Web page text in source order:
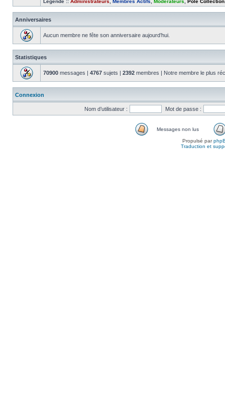
Légende :: Administrateurs Membres Actifs Modérateurs Pole Collection
Anniversaires
Aucun membre ne fête son anniversaire aujourd’hui.
Statistiques
70900 messages | 4767 sujets | 2392 membres | Notre membre le plus
Connexion
Nom d’utilisateur : Mot de passe :
Messages non lus
Propulsé par
Traduction et